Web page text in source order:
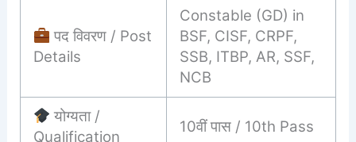
पद विवरण / Post
Details
Constable (GD) in
BSF, CISF, CRPF,
SSB, ITBP, AR, SSF,
NCB
योग्यता /
Qualification
10वीं पास / 10th Pass